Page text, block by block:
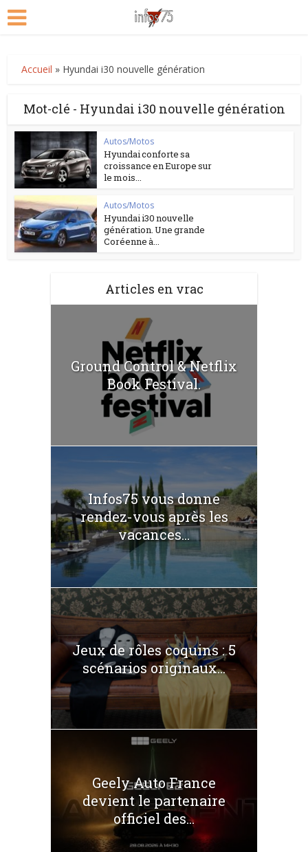
Accueil » Hyundai i30 nouvelle génération
Mot-clé - Hyundai i30 nouvelle génération
Autos/Motos
Hyundai conforte sa
croissance en Europe sur
le mois...
Autos/Motos
Hyundai i30 nouvelle
génération. Une grande
Coréenne à...
Articles en vrac
Ground Control & Netflix
Book Festival.
Infos75 vous donne
rendez-vous après les
vacances...
Jeux de rôles coquins : 5
scénarios originaux...
Geely Auto France
devient le partenaire
officiel des...